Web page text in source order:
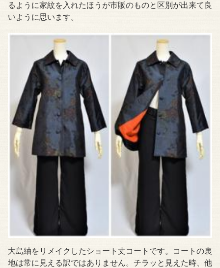
るように家紋を入れたほうが市販のものと区別が出来て良
いように思います。
大島紬をリメイクしたショート丈コートです。コートの裏
地は常に見える訳ではありません。チラッと見えた時、他